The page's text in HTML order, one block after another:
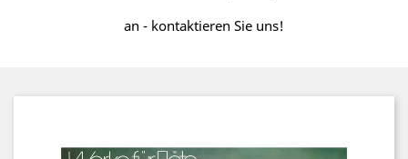
an - kontaktieren Sie uns!